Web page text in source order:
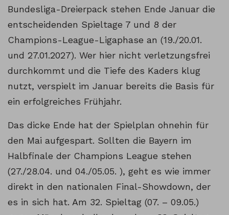
Bundesliga-Dreierpack stehen Ende Januar die
entscheidenden Spieltage 7 und 8 der
Champions-League-Ligaphase an (19./20.01.
und 27.01.2027). Wer hier nicht verletzungsfrei
durchkommt und die Tiefe des Kaders klug
nutzt, verspielt im Januar bereits die Basis für
ein erfolgreiches Frühjahr.
Das dicke Ende hat der Spielplan ohnehin für
den Mai aufgespart. Sollten die Bayern im
Halbfinale der Champions League stehen
(27./28.04. und 04./05.05. ), geht es wie immer
direkt in den nationalen Final-Showdown, der
es in sich hat. Am 32. Spieltag (07. – 09.05.)